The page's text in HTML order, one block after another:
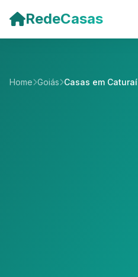
RedeCasas
Home Goiás Casas em Caturaí